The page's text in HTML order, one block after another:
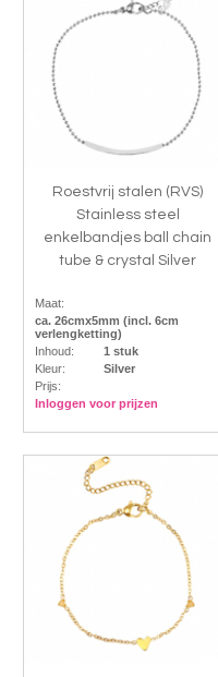
Roestvrij stalen (RVS)
Stainless steel
enkelbandjes ball chain
tube & crystal Silver
Maat:
ca. 26cmx5mm (incl. 6cm
verlengketting)
Inhoud:
1 stuk
Kleur:
Silver
Prijs:
Inloggen voor prijzen